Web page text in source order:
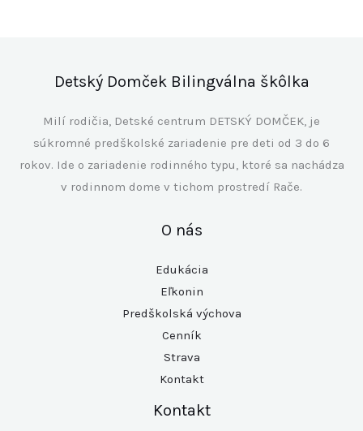
Detský Domček Bilingválna škôlka
Milí rodičia, Detské centrum DETSKÝ DOMČEK, je
súkromné predškolské zariadenie pre deti od 3 do 6
rokov. Ide o zariadenie rodinného typu, ktoré sa nachádza
v rodinnom dome v tichom prostredí Rače.
O nás
Edukácia
Eľkonin
Predškolská výchova
Cenník
Strava
Kontakt
Kontakt